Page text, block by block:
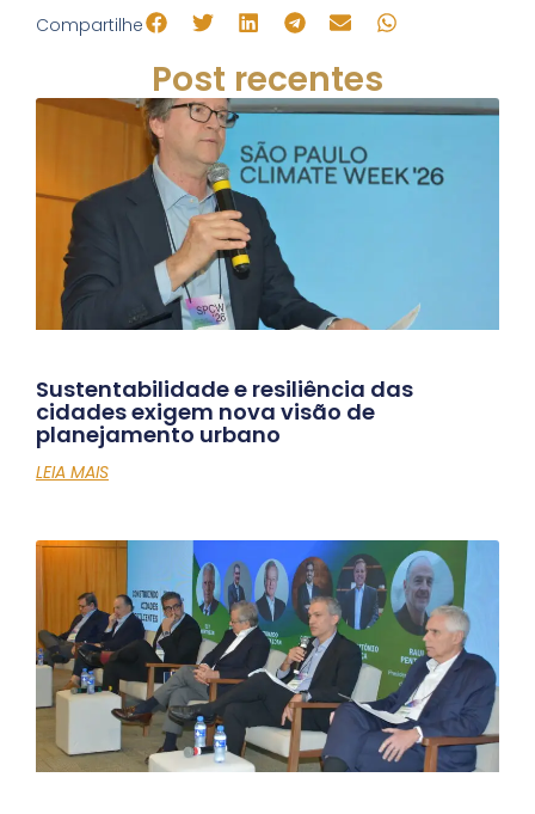
Compartilhe
Post recentes
Sustentabilidade e resiliência das
cidades exigem nova visão de
planejamento urbano
LEIA MAIS